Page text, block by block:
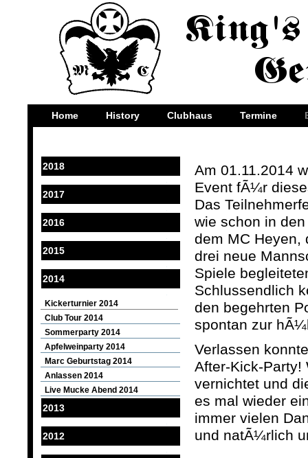
Home History Clubhaus Termine
2018
2017
2016
2015
2014
Kickerturnier 2014
Club Tour 2014
Sommerparty 2014
Apfelweinparty 2014
Marc Geburtstag 2014
Anlassen 2014
Live Mucke Abend 2014
2013
2012
Am 01.11.2014
Event fÃ¼r
Das
wie schon in
dem MC Heyen,
drei neue
Spiele
Schlussendlich
den begehrten
spontan zur
Verlassen
After-Kick-Party!
vernichtet und
es mal wieder
immer vielen
und natÃ¼rlich